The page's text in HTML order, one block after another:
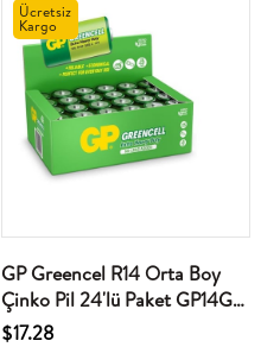
GP Greencel R14 Orta Boy
Çinko Pil 24'lü Paket GP14G-
2S2
$17.28
Ücretsiz
Kargo